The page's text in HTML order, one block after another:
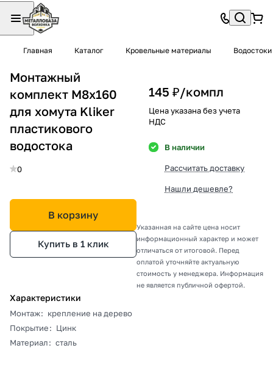
Главная Каталог Кровельные материалы Водостоки
Монтажный
комплект М8х160
для хомута Kliker
пластикового
водостока
0
В корзину
Купить в 1 клик
Характеристики
Монтаж: крепление на дерево
Покрытие: Цинк
Материал: сталь
145 ₽/компл
Цена указана без учета
НДС
В наличии
Рассчитать доставку
Нашли дешевле?
Указанная на сайте цена носит
информационный характер и может
отличаться от итоговой. Перед
оплатой уточняйте актуальную
стоимость у менеджера. Информация
не является публичной офертой.